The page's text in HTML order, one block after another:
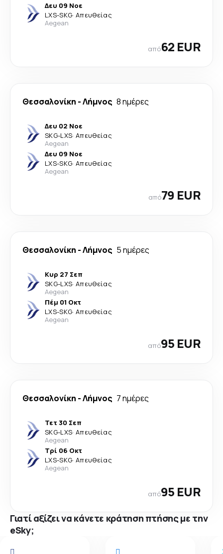
Δευ 09 Νοε
LXS-SKG· Απευθείας
Aegean
από62 EUR
Θεσσαλονίκη -Λήμνος 8 ημέρες
Δευ 02 Νοε
SKG-LXS· Απευθείας
Aegean
Δευ 09 Νοε
LXS-SKG· Απευθείας
Aegean
από79 EUR
Θεσσαλονίκη -Λήμνος 5 ημέρες
Κυρ 27 Σεπ
SKG-LXS· Απευθείας
Aegean
Πέμ 01 Οκτ
LXS-SKG· Απευθείας
Aegean
από95 EUR
Θεσσαλονίκη -Λήμνος 7 ημέρες
Τετ 30 Σεπ
SKG-LXS· Απευθείας
Aegean
Τρί 06 Οκτ
LXS-SKG· Απευθείας
Aegean
από95 EUR
Γιατί αξίζει να κάνετε κράτηση πτήσης με την
eSky;